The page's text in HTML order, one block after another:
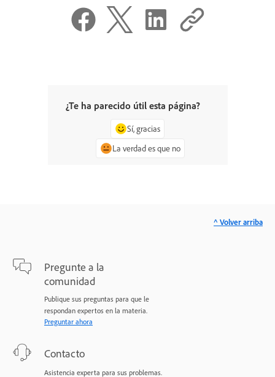
¿Te ha parecido útil esta página?
Sí, gracias
La verdad es que no
Pregunte a la
comunidad
Publique sus preguntas para que le
respondan expertos en la materia.
Preguntar ahora
Contacto
Asistencia experta para sus problemas.
^ Volver arriba